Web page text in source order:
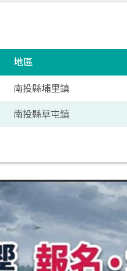
地區
南投縣埔里鎮
南投縣草屯鎮